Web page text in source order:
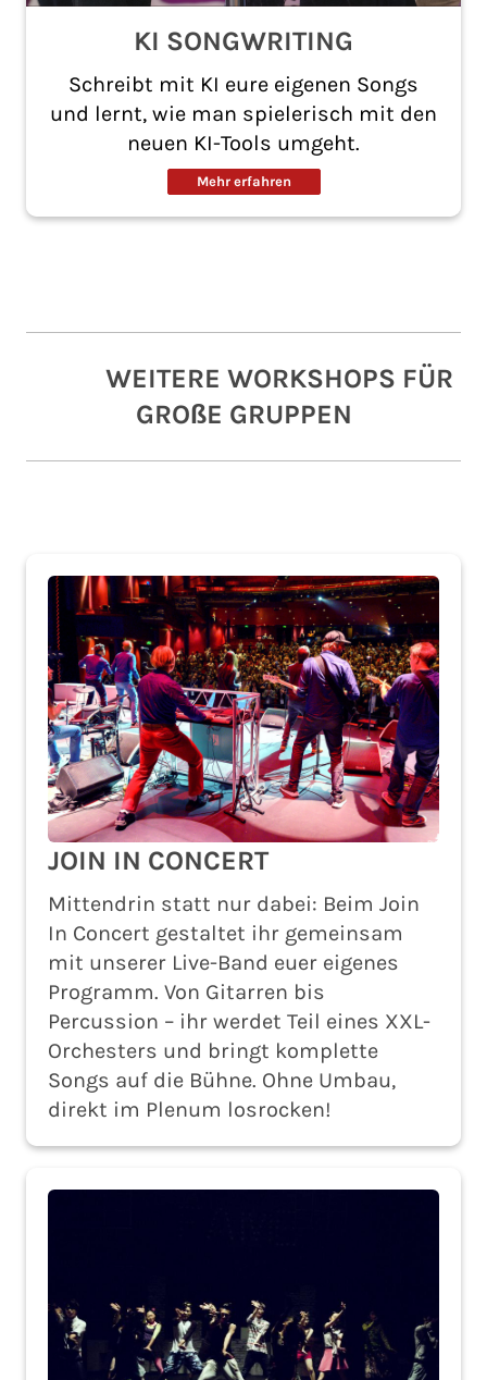
KI SONGWRITING
Schreibt mit KI eure eigenen Songs
und lernt, wie man spielerisch mit den
neuen KI-Tools umgeht.
Mehr erfahren
WEITERE WORKSHOPS FÜR
GROßE GRUPPEN
JOIN IN CONCERT
Mittendrin statt nur dabei: Beim Join
In Concert gestaltet ihr gemeinsam
mit unserer Live-Band euer eigenes
Programm. Von Gitarren bis
Percussion – ihr werdet Teil eines XXL-
Orchesters und bringt komplette
Songs auf die Bühne. Ohne Umbau,
direkt im Plenum losrocken!